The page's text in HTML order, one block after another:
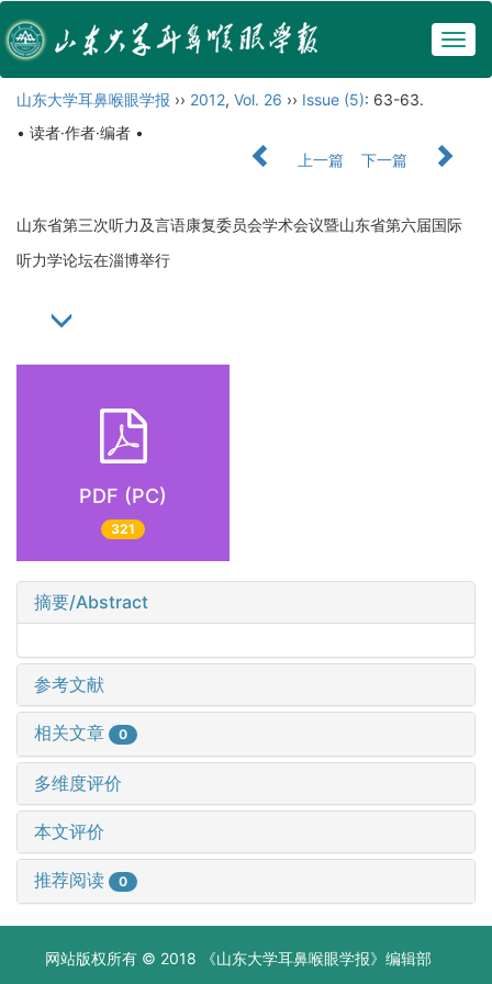
山东大学耳鼻喉眼学报 ›› 2012, Vol. 26 ›› Issue (5): 63-63.
• 读者·作者·编者 •
上一篇
下一篇
山东省第三次听力及言语康复委员会学术会议暨山东省第六届国际
听力学论坛在淄博举行
PDF (PC)
321
摘要/Abstract
参考文献
相关文章 0
多维度评价
本文评价
推荐阅读 0
网站版权所有 © 2018 《山东大学耳鼻喉眼学报》编辑部